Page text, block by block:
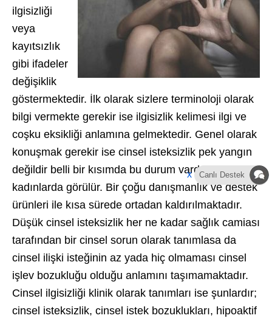
xCanlı Destek
ilgisizliği
veya
kayıtsızlık
gibi ifadeler
değişiklik
göstermektedir. İlk olarak sizlere terminoloji olarak
bilgi vermekte gerekir ise ilgisizlik kelimesi ilgi ve
coşku eksikliği anlamına gelmektedir. Genel olarak
konuşmak gerekir ise cinsel isteksizlik pek yangın
değildir belli bir kısımda bu durum vardır daha çok
kadınlarda görülür. Bir çoğu danışmanlık ve destek
ürünleri ile kısa sürede ortadan kaldırılmaktadır.
Düşük cinsel isteksizlik her ne kadar sağlık camiası
tarafından bir cinsel sorun olarak tanımlasa da
cinsel ilişki isteğinin az yada hiç olmaması cinsel
işlev bozukluğu olduğu anlamını taşımamaktadır.
Cinsel ilgisizliği klinik olarak tanımları ise şunlardır;
cinsel isteksizlik, cinsel istek bozuklukları, hipoaktif